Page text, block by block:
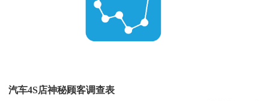
汽车4S店神秘顾客调查表